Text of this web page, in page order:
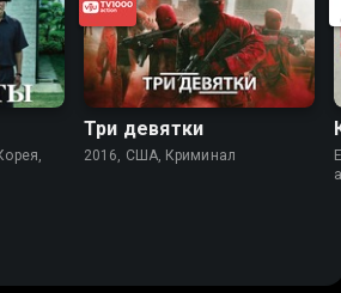
Три девятки
2016, США, Криминал